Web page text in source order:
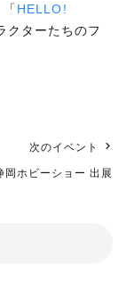
「 HELLO!
クターたちのフ
次のイベント
岡ホビーショー 出展